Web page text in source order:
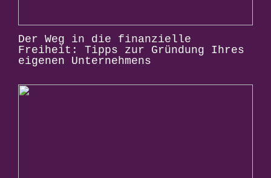
Der Weg in die finanzielle
Freiheit: Tipps zur Gründung Ihres
eigenen Unternehmens